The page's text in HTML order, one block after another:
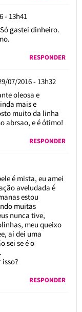
- 13h41
gastei dinheiro.
RESPONDER
07/2016 - 13h32
oleosa e
mais e
muito da linha
abrsao, e é ótimo!
RESPONDER
é mista, eu amei
aveludada é
estou
muitas
nunca tive,
meu queixo
ai dei uma
sei se é o
RESPONDER